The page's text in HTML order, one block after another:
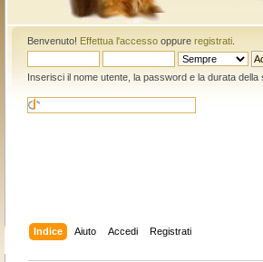
Benvenuto! Effettua l'accessooppure registrati.
Inserisci il nome utente, la password e la durata della
Indice Aiuto Accedi Registrati